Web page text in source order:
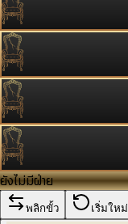
ยังไม่มีฝ่าย
พลิกขั้ว เริ่มใหม่